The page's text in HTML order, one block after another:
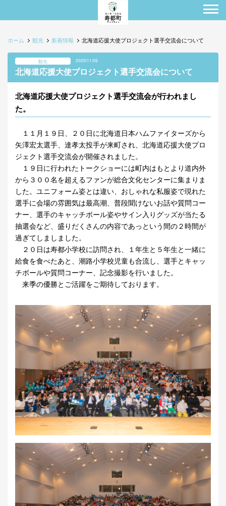
ホーム 観光 新着情報 北海道応援大使プロジェクト選手交流会について
観光 2025/11/26
北海道応援大使プロジェクト選手交流会について
北海道応援大使プロジェクト選手交流会が行われまし
た。
１１月１９日、２０日に北海道日本ハムファイターズから
矢澤宏太選手、達孝太投手が来町され、北海道応援大使プロ
ジェクト選手交流会が開催されました。
１９日に行われたトークショーには町内はもとより道内外
から３００名を超えるファンが総合文化センターに集まりま
した。ユニフォーム姿とは違い、おしゃれな私服姿で現れた
選手に会場の雰囲気は最高潮、普段聞けないお話や質問コー
ナー、選手のキャッチボール姿やサイン入りグッズが当たる
抽選会など、盛りだくさんの内容であっという間の２時間が
過ぎてしましました。
２０日は寿都小学校に訪問され、１年生と５年生と一緒に
給食を食べたあと、潮路小学校児童も合流し、選手とキャッ
チボールや質問コーナー、記念撮影を行いました。
来季の優勝とご活躍をご期待しております。